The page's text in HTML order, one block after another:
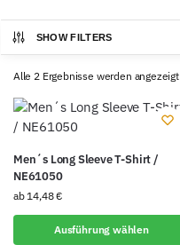
SHOW FILTERS
Alle 2 Ergebnisse werden angezeigt
Men´s Long Sleeve T-Shirt /
NE61050
ab 14,48€
Ausführung wählen